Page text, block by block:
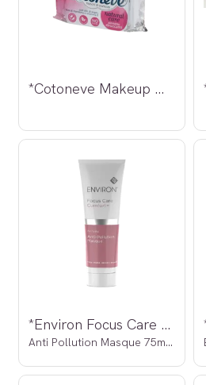
*Cotoneve Makeup Wipes
*Environ Focus Care Comfort+ Purifying
Anti Pollution Masque 75ml OUTLET